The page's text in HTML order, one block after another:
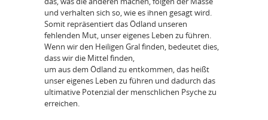
und verhalten sich so, wie es ihnen gesagt wird.
Somit repräsentiert das Ödland unseren
fehlenden Mut, unser eigenes Leben zu führen.
Wenn wir den Heiligen Gral finden, bedeutet dies,
dass wir die Mittel finden,
um aus dem Ödland zu entkommen, das heißt
unser eigenes Leben zu führen und dadurch das
ultimative Potenzial der menschlichen Psyche zu
erreichen.